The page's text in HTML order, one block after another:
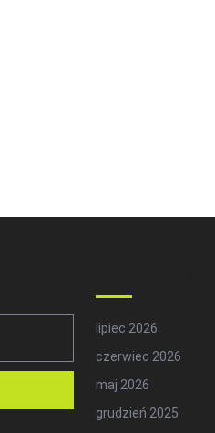
lipiec 2026
czerwiec 2026
maj 2026
grudzień 2025